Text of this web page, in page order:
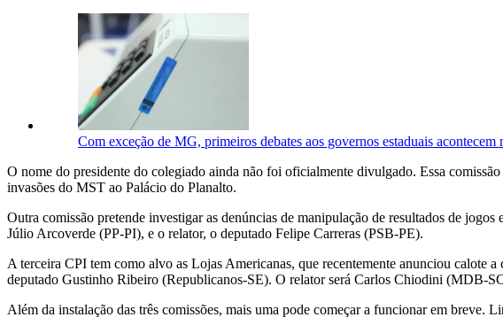
Com exceção de MG, primeiros debates aos governos estaduais acontecem
O nome do presidente do colegiado ainda não foi oficialmente divulgado. Essa
invasões do MST ao Palácio do Planalto.
Outra comissão pretende investigar as denúncias de manipulação de resultados de
Júlio Arcoverde (PP-PI), e o relator, o deputado Felipe Carreras (PSB-PE).
A terceira CPI tem como alvo as Lojas Americanas, que recentemente anunciou calote
deputado Gustinho Ribeiro (Republicanos-SE). O relator será Carlos Chiodini (MDB-
Além da instalação das três comissões, mais uma pode começar a funcionar em breve.